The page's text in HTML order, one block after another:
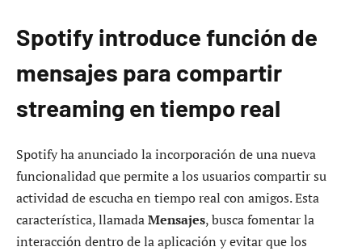
Spotify introduce función de
mensajes para compartir
streaming en tiempo real
Spotify ha anunciado la incorporación de una nueva
funcionalidad que permite a los usuarios compartir su
actividad de escucha en tiempo real con amigos. Esta
característica, llamadaMensajes, busca fomentar la
interacción dentro de la aplicación y evitar que los